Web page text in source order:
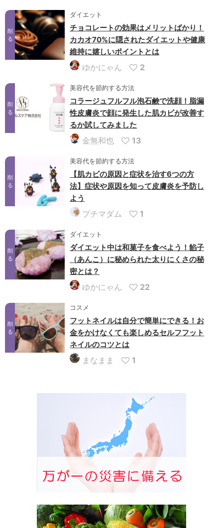
削
る
ダイエット
チョコレートの効果はメリットばかり！
カカオ70%に隠されたダイエットや健康
維持に嬉しいポイントとは
ゆかにゃん 2
削
る
美容代を節約する方法
コラージュフルフル泡石鹸で洗顔！脂漏
性皮膚炎で顔に発生した肌カビが改善す
るか試してみました
金無和也 13
削
る
美容代を節約する方法
【肌カビの原因と症状を治す6つの方
法】症状や原因を知って皮膚炎を予防し
よう
プチマダム 1
削
る
ダイエット
ダイエット中は和菓子を食べよう！餡子
（あんこ）に秘められた太りにくさの秘
密とは？
ゆかにゃん 22
削
る
コスメ
フットネイルは自分で簡単にできる！お
金をかけなくても楽しめるセルフフット
ネイルのコツとは
まなまま 1